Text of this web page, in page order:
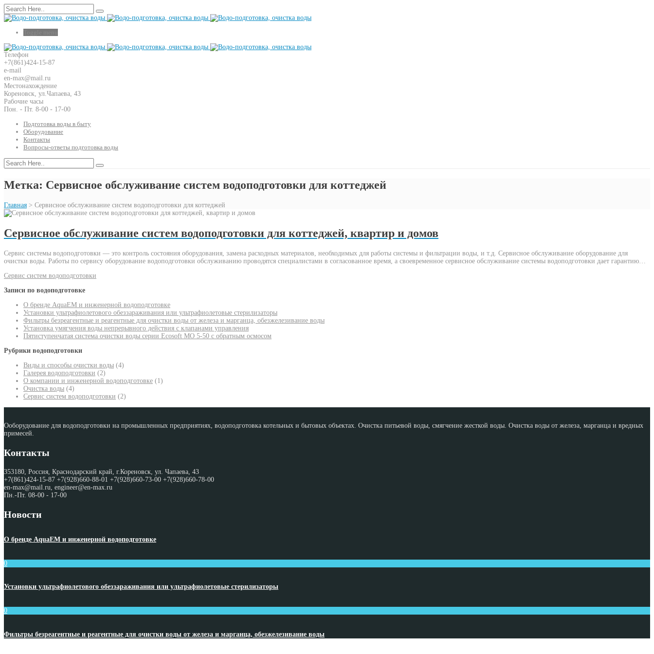
Телефон
+7(861)424-15-87
e-mail
en-max@mail.ru
Местонахождение
Кореновск, ул.Чапаева, 43
Рабочие часы
Пон. - Пт. 8-00 - 17-00
Подготовка воды в быту
Оборудование
Контакты
Вопросы-ответы подготовка воды
Метка: Сервисное обслуживание систем водоподготовки для коттеджей
Главная > Сервисное обслуживание систем водоподготовки для коттеджей
Сервисное обслуживание систем водоподготовки для коттеджей, квартир и домов
Сервис системы водоподготовки — это контроль состояния оборудования, замена расходных материалов, необходимых для работы системы и фильтрации воды, и т.д. Сервисное обслуживание оборудование для
очистки воды. Работы по сервису оборудование водоподготовки обслуживанию проводятся специалистами в согласованное время, а своевременное сервисное обслуживание системы водоподготовки дает гарантию…
Сервис систем водоподготовки
Записи по водоподготовке
О бренде AquaEM и инженерной водоподготовке
Установки ультрафиолетового обеззараживания или ультрафиолетовые стерилизаторы
Фильтры безреагентные и реагентные для очистки воды от железа и марганца, обезжелезивание воды
Установка умягчения воды непрерывного действия с клапанами управления
Пятиступенчатая система очистки воды серии Ecosoft MO 5-50 с обратным осмосом
Рубрики водоподготовки
Виды и способы очистки воды (4)
Галерея водоподготовки (2)
О компании и инженерной водоподготовке (1)
Очистка воды (4)
Сервис систем водоподготовки (2)
Ооборудование для водоподготовки на промышленных предприятиях, водоподготовка котельных и бытовых объектах. Очистка питьевой воды, смягчение жесткой воды. Очистка воды от железа, марганца и вредных
примесей.
Контакты
353180, Россия, Краснодарский край, г.Кореновск, ул. Чапаева, 43
+7(861)424-15-87 +7(928)660-88-01 +7(928)660-73-00 +7(928)660-78-00
en-max@mail.ru, engineer@en-max.ru
Пн.-Пт. 08-00 - 17-00
Новости
О бренде AquaEM и инженерной водоподготовке
0
Установки ультрафиолетового обеззараживания или ультрафиолетовые стерилизаторы
0
Фильтры безреагентные и реагентные для очистки воды от железа и марганца, обезжелезивание воды